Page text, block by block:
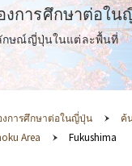
งการศึกษาต่อใ
กษณ์ญี่ปุ่นในแต่ละพื้นที่
งการศึกษาต่อในญี่ปุ่น
ค้
Area Fukushima